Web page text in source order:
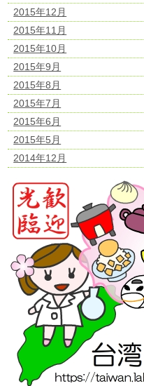
2015年12月
2015年11月
2015年10月
2015年9月
2015年8月
2015年7月
2015年6月
2015年5月
2014年12月